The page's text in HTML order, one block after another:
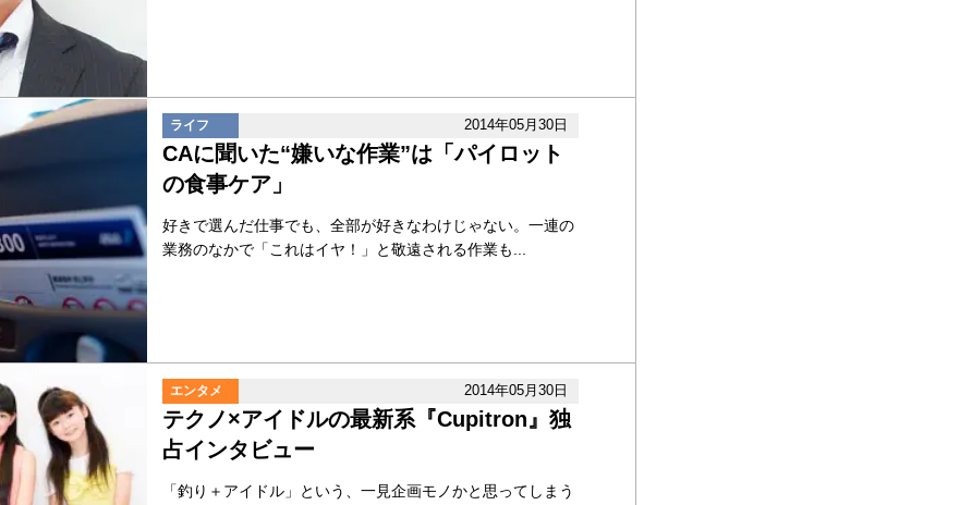
ライフ 2014年05月30日
CAに聞いた“嫌いな作業”は「パイロット
の食事ケア」
好きで選んだ仕事でも、全部が好きなわけじゃない。一連の
業務のなかで「これはイヤ！」と敬遠される作業も...
エンタメ 2014年05月30日
テクノ×アイドルの最新系『Cupitron』独
占インタビュー
「釣り＋アイドル」という、一見企画モノかと思ってしまう